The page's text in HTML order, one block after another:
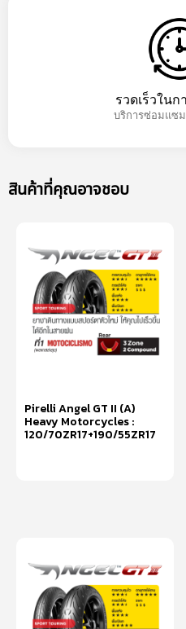
รวดเร็วในก
บริการซ่อมแซ
สินค้าที่คุณอาจชอบ
Pirelli Angel GT II (A)
Heavy Motorcycles :
120/70ZR17+190/55ZR17